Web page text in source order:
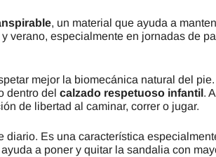
, un material que ayuda a
verano, especialmente en jornadas de
mejor la biomecánica natural del
dentro del calzado respetuoso infantil.
de libertad al caminar, correr o jugar.
diario. Es una característica
ayuda a poner y quitar la sandalia con